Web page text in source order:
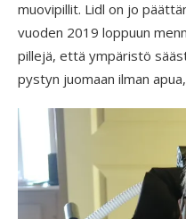
muovipillit. Lidl on jo
vuoden 2019 loppuun
pillejä, että ympäristö
pystyn juomaan ilman